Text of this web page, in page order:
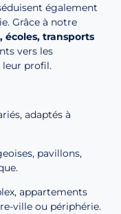
également
Grâce à notre
écoles, transports
vers les
leur profil.
adaptés à
pavillons,
appartements
ville ou périphérie.